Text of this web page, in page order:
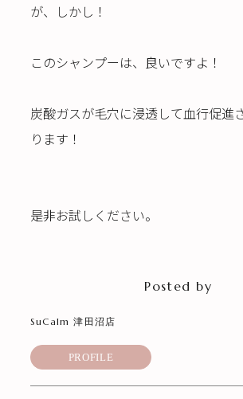
が、しかし！
このシャンプーは、良いですよ！
炭酸ガスが毛穴に浸透して血行促進
ります！
是非お試しください。
Posted by
SuCalm 津田沼店
PROFILE